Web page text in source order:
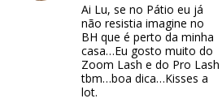
Ai Lu, se no Pátio eu já
não resistia imagine no
BH que é perto da minha
casa…Eu gosto muito do
Zoom Lash e do Pro Lash
tbm…boa dica…Kisses a
lot.